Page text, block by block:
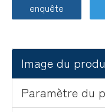
enquête
Image du
Paramètre du